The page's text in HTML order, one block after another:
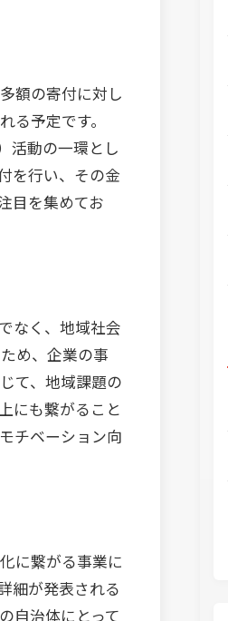
額の寄付に対し
予定です。
活動の一環とし
を行い、その金
目を集めてお
なく、地域社会
め、企業の事
て、地域課題の
にも繋がること
チベーション向
に繋がる事業に
細が発表される
自治体にとって